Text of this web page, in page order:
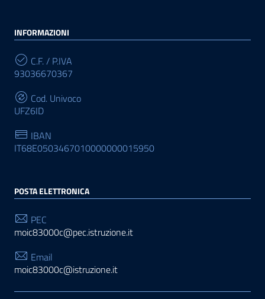
INFORMAZIONI
C.F. / P.IVA
93036670367
Cod. Univoco
UFZ6ID
IBAN
IT68E0503467010000000015950
POSTA ELETTRONICA
PEC
moic83000c@pec.istruzione.it
Email
moic83000c@istruzione.it